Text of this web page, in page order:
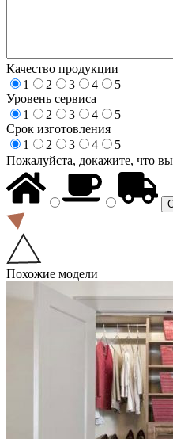
Качество продукции
1
2 3 4
5
Уровень сервиса
1
2 3 4
5
Срок изготовления
1
2 3 4
5
Пожалуйста, докажите, что
Похожие модели